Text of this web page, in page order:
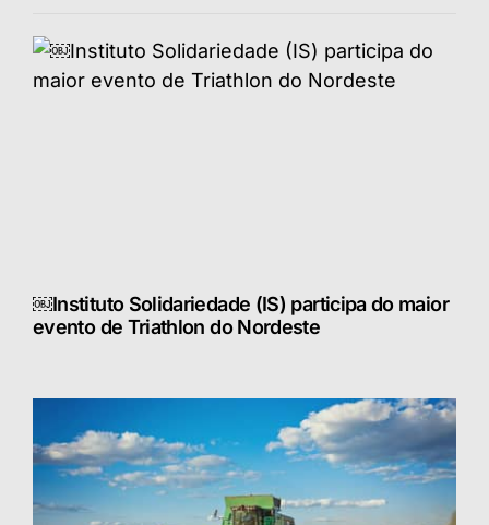
￼Instituto Solidariedade (IS) participa do maior
evento de Triathlon do Nordeste